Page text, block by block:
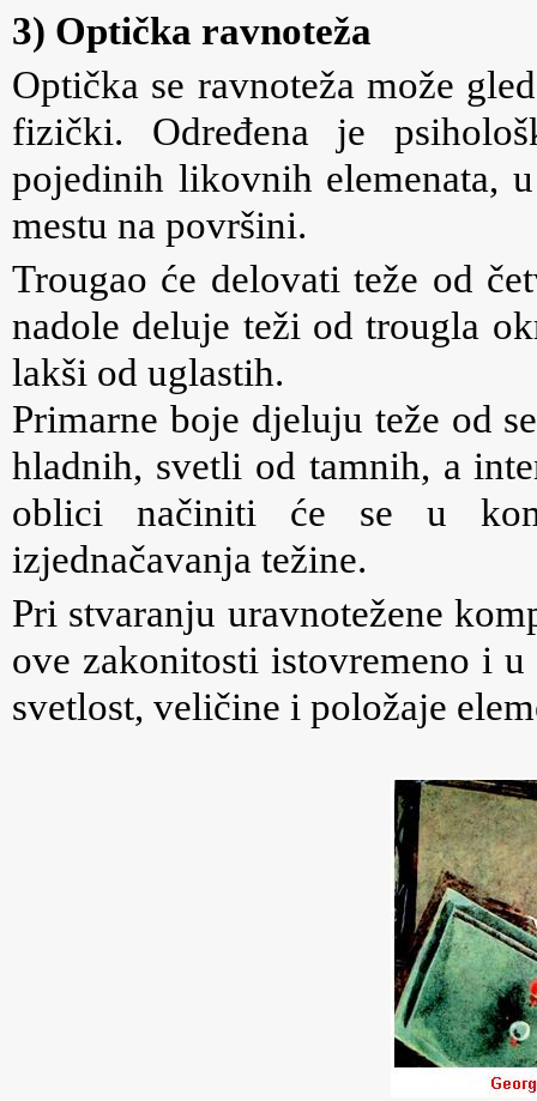
3) Optička ravnoteža
Optička se ravnoteža može
fizički. Određena je
pojedinih likovnih elemenata,
mestu na površini.
Trougao će delovati teže od
nadole deluje teži od trougla
lakši od uglastih.
Primarne boje djeluju teže od
hladnih, svetli od tamnih, a
oblici načiniti će se u
izjednačavanja težine.
Pri stvaranju uravnotežene
ove zakonitosti istovremeno i
svetlost, veličine i položaje